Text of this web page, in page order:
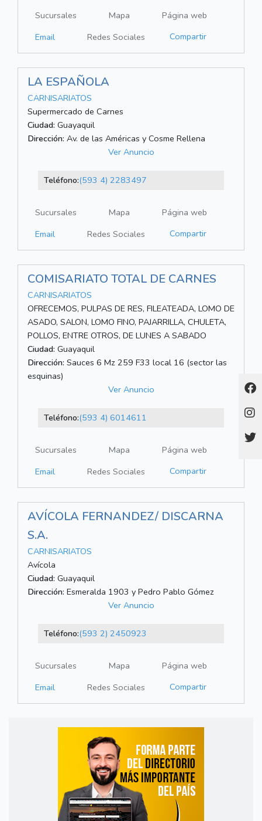
Sucursales Mapa
Página web
Email
Redes Sociales Compartir
LA ESPAÑOLA
CARNISARIATOS
Supermercado de Carnes
Ciudad: Guayaquil
Dirección: Av. de las Américas y Cosme Rellena
Ver Anuncio
Teléfono:(593 4) 2283497
Sucursales Mapa
Página web
Email
Redes Sociales Compartir
COMISARIATO TOTAL DE CARNES
CARNISARIATOS
OFRECEMOS, PULPAS DE RES, FILEATEADA, LOMO DE
ASADO, SALON, LOMO FINO, PAJARRILLA, CHULETA,
POLLOS, ENTRE OTROS, DE LUNES A SABADO
Ciudad: Guayaquil
Dirección: Sauces 6 Mz 259 F33 local 16 (sector las
esquinas)
Ver Anuncio
Teléfono:(593 4) 6014611
Sucursales Mapa
Página web
Email
Redes Sociales Compartir
AVÍCOLA FERNANDEZ/ DISCARNA
S.A.
CARNISARIATOS
Avícola
Ciudad: Guayaquil
Dirección: Esmeralda 1903 y Pedro Pablo Gómez
Ver Anuncio
Teléfono:(593 2) 2450923
Sucursales Mapa
Página web
Email
Redes Sociales Compartir